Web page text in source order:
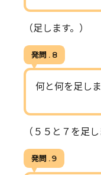
（足します。）
発問 . 8
何と何を足しま
（５５と７を足し
発問 . 9